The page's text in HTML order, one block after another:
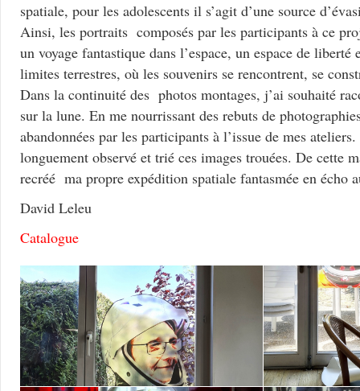
spatiale, pour les adolescents il s’agit d’une source
Ainsi, les portraits composés par les participants à ce
un voyage fantastique dans l’espace, un espace de
limites terrestres, où les souvenirs se rencontrent, se
Dans la continuité des photos montages, j’ai souhaité
sur la lune. En me nourrissant des rebuts de
abandonnées par les participants à l’issue de mes
longuement observé et trié ces images trouées. De cette
recréé ma propre expédition spatiale fantasmée en écho
David Leleu
Catalogue